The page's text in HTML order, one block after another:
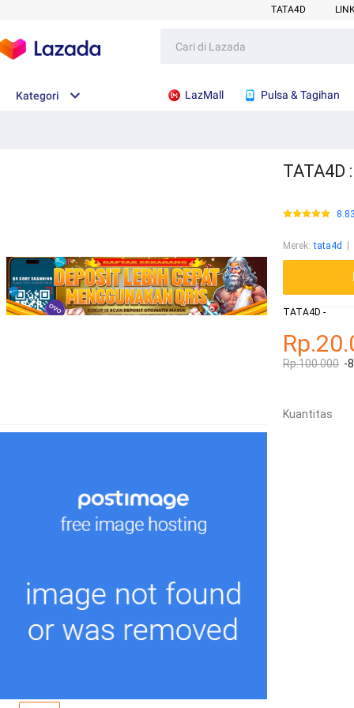
TATA4D
Kategori LazMall Pulsa & Tagihan
TATA4D
Merek: tata4d
TATA4D -
Rp.100.000 -
Kuantitas